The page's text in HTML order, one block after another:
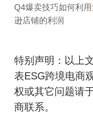
Q4爆卖技巧如何利用
逊店铺的利润
特别声明：以上
表ESG跨境电商
权或其它问题请
商联系。